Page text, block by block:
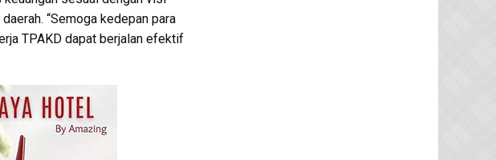
“Semoga kedepan para
TPAKD dapat berjalan efektif